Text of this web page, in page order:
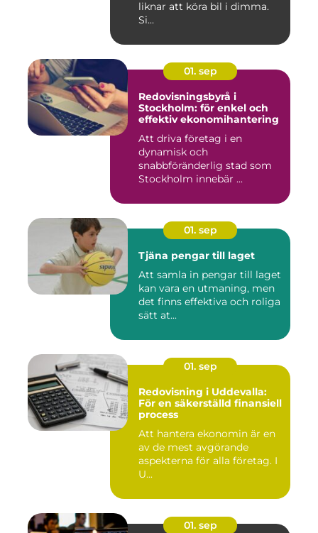
liknar att köra bil i dimma.
Si...
01. sep
Redovisningsbyrå i
Stockholm: för enkel och
effektiv ekonomihantering
Att driva företag i en
dynamisk och
snabbföränderlig stad som
Stockholm innebär ...
01. sep
Tjäna pengar till laget
Att samla in pengar till laget
kan vara en utmaning, men
det finns effektiva och roliga
sätt at...
01. sep
Redovisning i Uddevalla:
För en säkerställd finansiell
process
Att hantera ekonomin är en
av de mest avgörande
aspekterna för alla företag. I
U...
01. sep